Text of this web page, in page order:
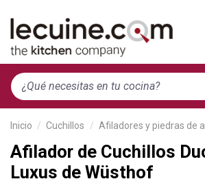
Inicio Cuchillos Afiladores y piedras de
Afilador de Cuchillos
Luxus de Wüsthof